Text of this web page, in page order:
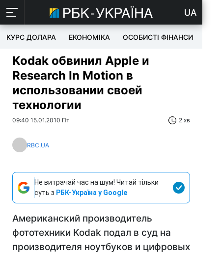
UA
КУРС ДОЛАРА ЕКОНОМІКА ОСОБИСТІ ФІНАНСИ
Kodak обвинил Apple и
Research In Motion в
использовании своей
технологии
09:40 15.01.2010 Пт 2 хв
RBC.UA
Не витрачай час на шум! Читай тільки
суть з РБК-Україна у Google
Американский производитель
фототехники Kodak подал в суд на
производителя ноутбуков и цифровых